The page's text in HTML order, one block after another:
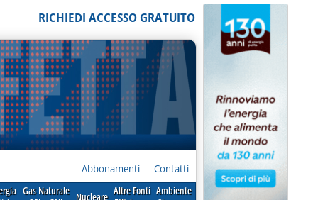
RICHIEDI ACCESSO GRATUITO
Abbonamenti Contatti
Gas Naturale Nucleare Altre Fonti Ambiente